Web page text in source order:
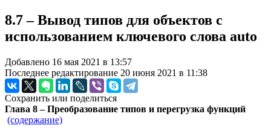
8.7 – Вывод типов для объектов с
использованием ключевого слова auto
Добавлено 16 мая 2021 в 13:57
Последнее редактирование 20 июня 2021 в 11:38
Сохранить или поделиться
Глава 8 – Преобразование типов и перегрузка функций
(содержание)